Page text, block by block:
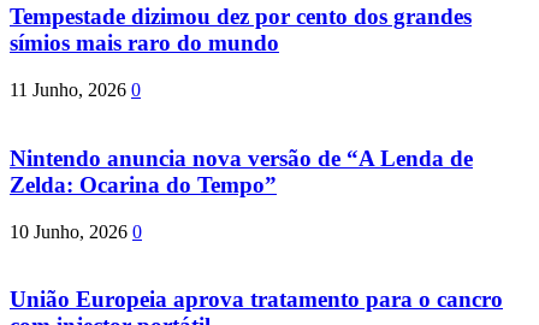
Tempestade dizimou dez por cento dos grandes
símios mais raro do mundo
11 Junho, 2026 0
Nintendo anuncia nova versão de “A Lenda de
Zelda: Ocarina do Tempo”
10 Junho, 2026 0
União Europeia aprova tratamento para o cancro